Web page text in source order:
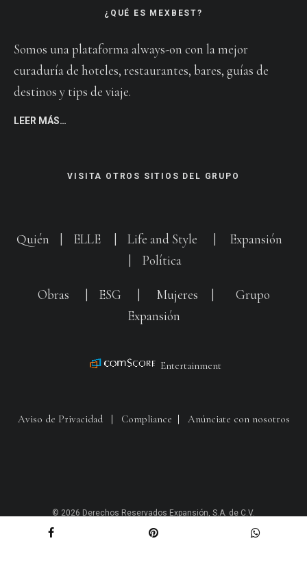
¿QUÉ ES MEXBEST?
Somos una plataforma always-on con la mejor
curaduría de hoteles, restaurantes, bares, guías de
destinos y tips de viaje.
LEER MÁS…
VISITA OTROS SITIOS DEL GRUPO
Quién ELLE Life and Style
Expansión
Política
Obras ESG Mujeres
Grupo
Expansión
Entertainment
Aviso de Privacidad| Compliance Anúnciate con nosotros
© 2026 Derechos Reservados Expansión, S.A. de C.V.